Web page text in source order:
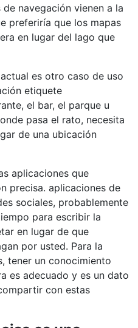
navegación vienen a la
preferiría que los mapas
en lugar del lago que
es otro caso de uso
etiquete
el bar, el parque u
pasa el rato, necesita
de una ubicación
aplicaciones que
precisa. aplicaciones de
sociales, probablemente
para escribir la
en lugar de que
por usted. Para la
tener un conocimiento
es adecuado y es un dato
con estas